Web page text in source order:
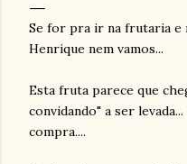
Se for pra ir na frutaria e
Henrique nem vamos...
Esta fruta parece que
convidando" a ser
compra....